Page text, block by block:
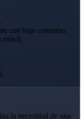
con bajo consumo.
móvil,
la necesidad de una